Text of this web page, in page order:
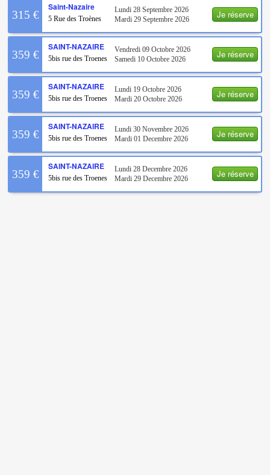
Je réserve
315 €
Saint-Nazaire
5 Rue des Troènes
Lundi 28 Septembre 2026
Mardi 29 Septembre 2026
Je réserve
359 €
SAINT-NAZAIRE
5bis rue des Troenes
Vendredi 09 Octobre 2026
Samedi 10 Octobre 2026
Je réserve
359 €
SAINT-NAZAIRE
5bis rue des Troenes
Lundi 19 Octobre 2026
Mardi 20 Octobre 2026
Je réserve
359 €
SAINT-NAZAIRE
5bis rue des Troenes
Lundi 30 Novembre 2026
Mardi 01 Decembre 2026
Je réserve
359 €
SAINT-NAZAIRE
5bis rue des Troenes
Lundi 28 Decembre 2026
Mardi 29 Decembre 2026